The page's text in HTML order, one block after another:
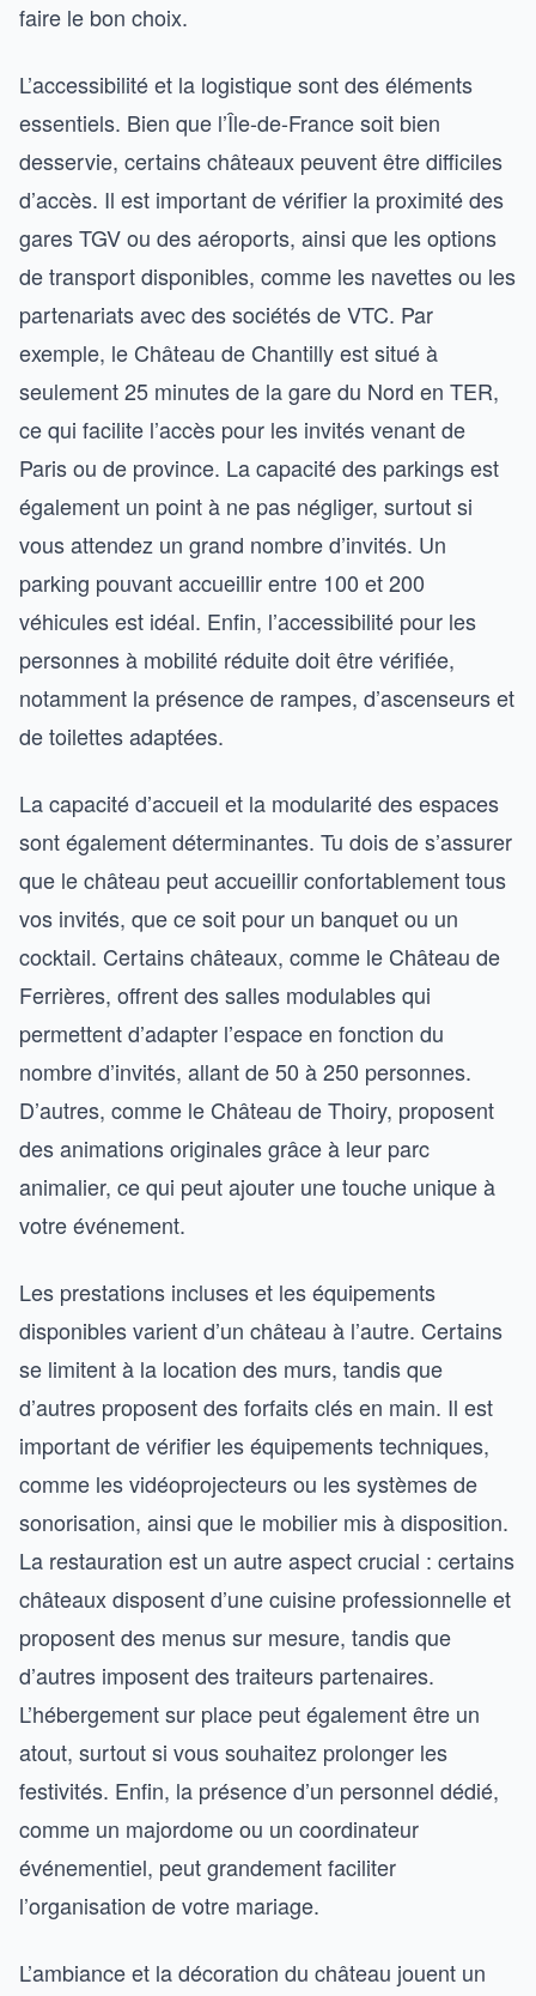
faire le bon choix.
L’accessibilité et la logistique sont des éléments
essentiels. Bien que l’Île-de-France soit bien
desservie, certains châteaux peuvent être difficiles
d’accès. Il est important de vérifier la proximité des
gares TGV ou des aéroports, ainsi que les options
de transport disponibles, comme les navettes ou les
partenariats avec des sociétés de VTC. Par
exemple, le Château de Chantilly est situé à
seulement 25 minutes de la gare du Nord en TER,
ce qui facilite l’accès pour les invités venant de
Paris ou de province. La capacité des parkings est
également un point à ne pas négliger, surtout si
vous attendez un grand nombre d’invités. Un
parking pouvant accueillir entre 100 et 200
véhicules est idéal. Enfin, l’accessibilité pour les
personnes à mobilité réduite doit être vérifiée,
notamment la présence de rampes, d’ascenseurs et
de toilettes adaptées.
La capacité d’accueil et la modularité des espaces
sont également déterminantes. Tu dois de s’assurer
que le château peut accueillir confortablement tous
vos invités, que ce soit pour un banquet ou un
cocktail. Certains châteaux, comme le Château de
Ferrières, offrent des salles modulables qui
permettent d’adapter l’espace en fonction du
nombre d’invités, allant de 50 à 250 personnes.
D’autres, comme le Château de Thoiry, proposent
des animations originales grâce à leur parc
animalier, ce qui peut ajouter une touche unique à
votre événement.
Les prestations incluses et les équipements
disponibles varient d’un château à l’autre. Certains
se limitent à la location des murs, tandis que
d’autres proposent des forfaits clés en main. Il est
important de vérifier les équipements techniques,
comme les vidéoprojecteurs ou les systèmes de
sonorisation, ainsi que le mobilier mis à disposition.
La restauration est un autre aspect crucial : certains
châteaux disposent d’une cuisine professionnelle et
proposent des menus sur mesure, tandis que
d’autres imposent des traiteurs partenaires.
L’hébergement sur place peut également être un
atout, surtout si vous souhaitez prolonger les
festivités. Enfin, la présence d’un personnel dédié,
comme un majordome ou un coordinateur
événementiel, peut grandement faciliter
l’organisation de votre mariage.
L’ambiance et la décoration du château jouent un